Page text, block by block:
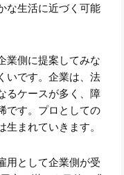
な生活に近づく可能
業側に提案してみな
いです。企業は、法
るケースが多く、障
です。プロとしての
まれていきます。
用として企業側が受